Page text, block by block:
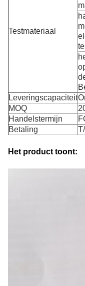
Testmateriaal
Leveringscapaciteit
MOQ
Handelstermijn
Betaling
Het product toont: